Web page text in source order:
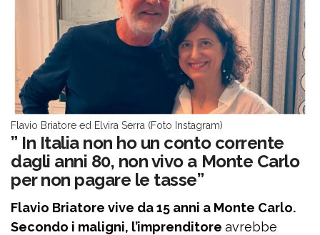
Flavio Briatore ed Elvira Serra (Foto Instagram)
” In Italia non ho un conto corrente
dagli anni 80, non vivo a Monte Carlo
per non pagare le tasse”
Flavio Briatore vive da 15 anni a Monte Carlo.
Secondo i maligni, l’imprenditore avrebbe